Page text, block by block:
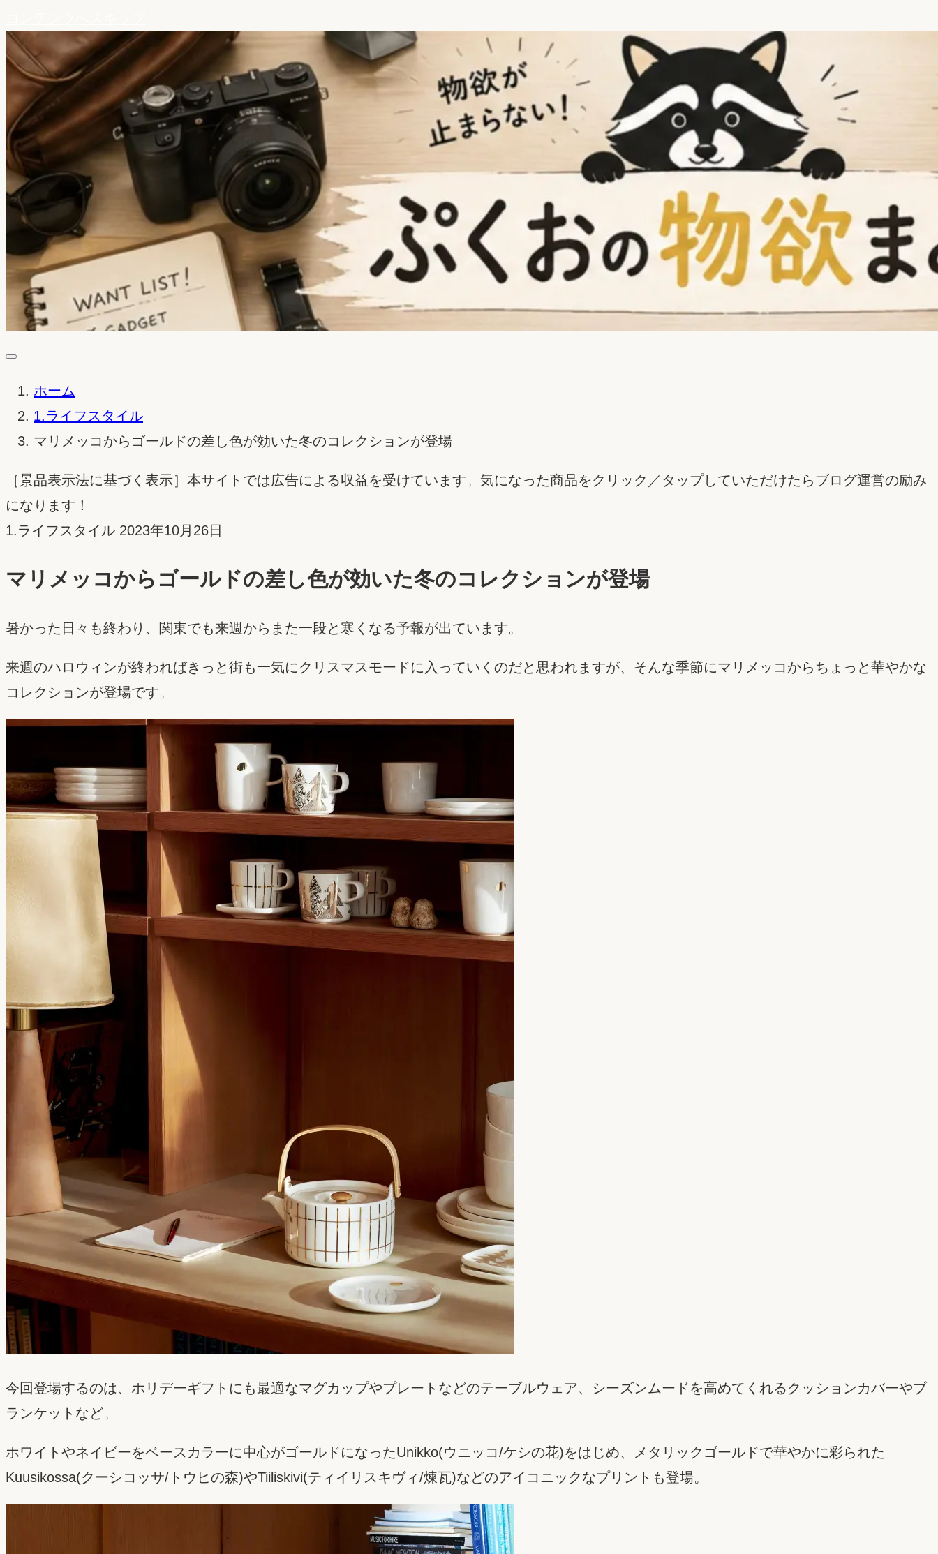
ホーム
1.ライフスタイル
マリメッコからゴールドの差し色が効いた冬のコレクションが登場
［景品表示法に基づく表示］本サイトでは広告による収益を受けています。気になった商品をクリック／タップしていただけたらブログ運営の励み
になります！
1.ライフスタイル 投
日：
2023年10月26日
マリメッコからゴールドの差し色が効いた冬のコレクションが登場
暑かった日々も終わり、関東でも来週からまた一段と寒くなる予報が出ています。
来週のハロウィンが終わればきっと街も一気にクリスマスモードに入っていくのだと思われますが、そんな季節にマリメッコからちょっと華やかな
コレクションが登場です。
今回登場するのは、ホリデーギフトにも最適なマグカップやプレートなどのテーブルウェア、シーズンムードを高めてくれるクッションカバーやブ
ランケットなど。
ホワイトやネイビーをベースカラーに中心がゴールドになったUnikko(ウニッコ/ケシの花)をはじめ、メタリックゴールドで華やかに彩られた
Kuusikossa(クーシコッサ/トウヒの森)やTiiliskivi(ティイリスキヴィ/煉瓦)などのアイコニックなプリントも登場。